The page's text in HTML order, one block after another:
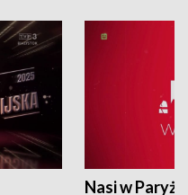
Nasi w Paryżu